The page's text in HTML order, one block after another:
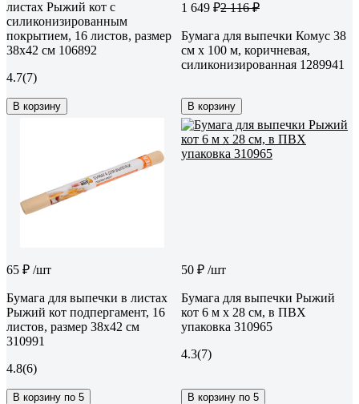
листах Рыжий кот с
силиконизированным
покрытием, 16 листов, размер
38x42 см 106892
4.7(7)
В корзину
1 649 ₽2 116 ₽
Бумага для выпечки Комус 38
см x 100 м, коричневая,
силиконизированная 1289941
В корзину
65 ₽ /шт
Бумага для выпечки в листах
Рыжий кот подпергамент, 16
листов, размер 38x42 см
310991
4.8(6)
В корзину по 5
50 ₽ /шт
Бумага для выпечки Рыжий
кот 6 м x 28 см, в ПВХ
упаковка 310965
4.3(7)
В корзину по 5